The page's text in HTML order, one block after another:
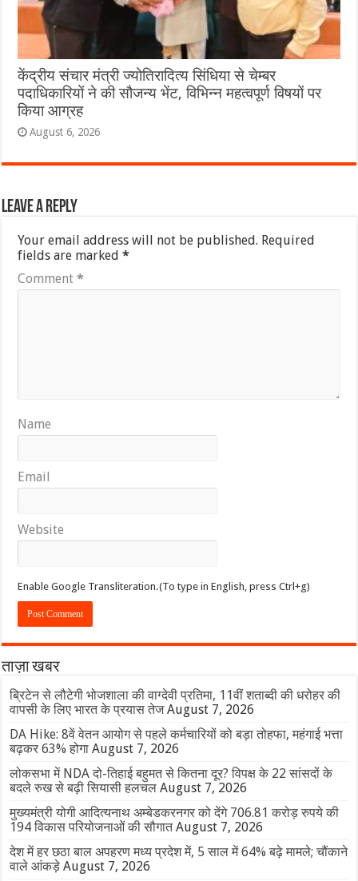
केंद्रीय संचार मंत्री ज्योतिरादित्य सिंधिया से चेम्बर
पदाधिकारियों ने की सौजन्य भेंट, विभिन्न महत्वपूर्ण विषयों पर
किया आग्रह
August 6, 2026
Leave a Reply
Your email address will not be published. Required
fields are marked*
Comment*
Name
Email
Website
Enable Google Transliteration.(To type in English, press Ctrl+g)
ताज़ा खबर
ब्रिटेन से लौटेगी भोजशाला की वाग्देवी प्रतिमा, 11वीं शताब्दी की धरोहर की
वापसी के लिए भारत के प्रयास तेज August 7, 2026
DA Hike: 8वें वेतन आयोग से पहले कर्मचारियों को बड़ा तोहफा, महंगाई भत्ता
बढ़कर 63% होगा August 7, 2026
लोकसभा में NDA दो-तिहाई बहुमत से कितना दूर? विपक्ष के 22 सांसदों के
बदले रुख से बढ़ी सियासी हलचल August 7, 2026
मुख्यमंत्री योगी आदित्यनाथ अम्बेडकरनगर को देंगे 706.81 करोड़ रुपये की
194 विकास परियोजनाओं की सौगात August 7, 2026
देश में हर छठा बाल अपहरण मध्य प्रदेश में, 5 साल में 64% बढ़े मामले; चौंकाने
वाले आंकड़े August 7, 2026